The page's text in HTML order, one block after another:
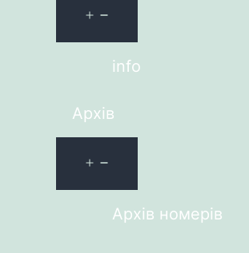
info
Архів
Архів номерів